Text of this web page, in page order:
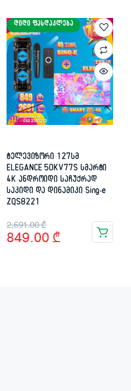
ᲓᲘᲓᲘ ᲤᲐᲡᲓᲐᲙᲚᲔᲑᲐ
ტელევიზორი 127სმ
ELEGANCE 50KV77S სმარტი
4K ანდროიდი საჩუქრად
საკიდი და დინამიკი Sing-e
ZQS8221
2,691.00₾
Original
price
849.00 ₾
Current
price